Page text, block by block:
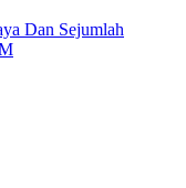
Dan Sejumlah